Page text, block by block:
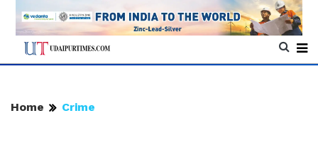
Home Crime